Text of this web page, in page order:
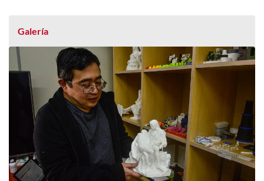
Galería